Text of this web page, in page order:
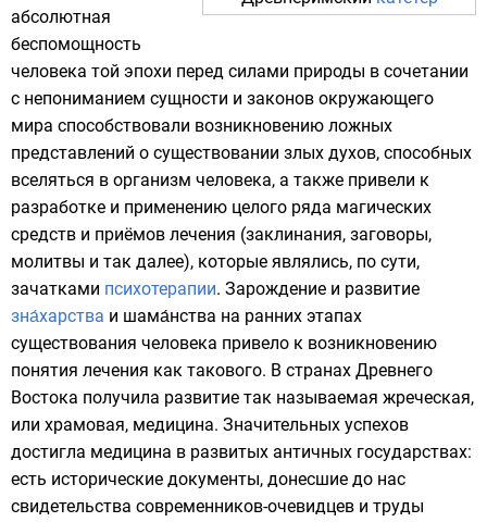
абсолютная
беспомощность
человека той эпохи перед силами природы в сочетании
с непониманием сущности и законов окружающего
мира способствовали возникновению ложных
представлений о существовании злых духов, способных
вселяться в организм человека, а также привели к
разработке и применению целого ряда магических
средств и приёмов лечения (заклинания, заговоры,
молитвы и так далее), которые являлись, по сути,
зачатками психотерапии. Зарождение и развитие
зна́харства и шама́нства на ранних этапах
существования человека привело к возникновению
понятия лечения как такового. В странах Древнего
Востока получила развитие так называемая жреческая,
или храмовая, медицина. Значительных успехов
достигла медицина в развитых античных государствах:
есть исторические документы, донесшие до нас
свидетельства современников-очевидцев и труды